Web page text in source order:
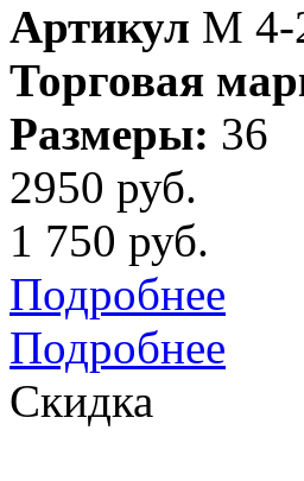
Артикул М 4-
Торговая
Размеры: 36
2950 руб.
1 750 руб.
Подробнее
Подробнее
Скидка